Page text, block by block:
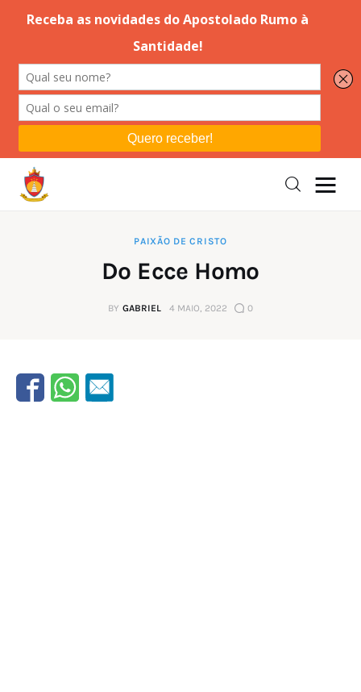
Editorial
Orações
Instruções
Espiritualidade
PAIXÃO DE CRISTO
Do Ecce Homo
BY GABRIEL 4 MAIO, 2022 0